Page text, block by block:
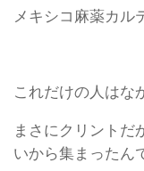
メキシコ麻薬カル
これだけの人はな
まさにクリントだ
いから集まったん